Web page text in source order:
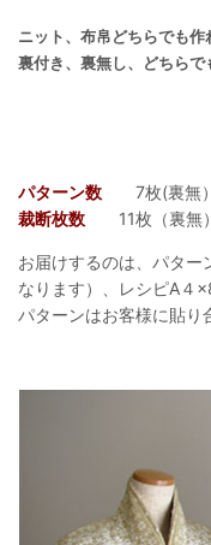
ニット、布帛どちらでも作
裏付き、裏無し、どちらで
パターン数
7枚(裏無
裁断枚数
11枚（裏無
お届けするのは、パタ
なります）、レシピA４
パターンはお客様に貼り